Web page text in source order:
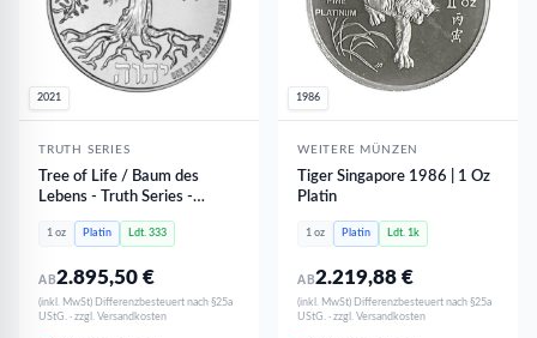
2021
TRUTH SERIES
Tree of Life / Baum des
Lebens - Truth Series -
Reverse PROOF PP | 1 oz
Platin - NUR 333 Stk
1 oz Platin Ldt. 333
AB2.895,50€
(inkl. MwSt) Differenzbesteuert nach §25a
UStG. · zzgl. Versandkosten
1986
WEITERE MÜNZEN
Tiger Singapore 1986 | 1 Oz
Platin
1 oz Platin Ldt. 1k
AB2.219,88€
(inkl. MwSt) Differenzbesteuert nach §25a
UStG. · zzgl. Versandkosten